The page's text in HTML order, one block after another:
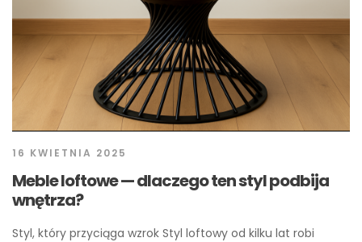
16 KWIETNIA 2025
Meble loftowe — dlaczego ten styl podbija
wnętrza?
Styl, który przyciąga wzrok Styl loftowy od kilku lat robi